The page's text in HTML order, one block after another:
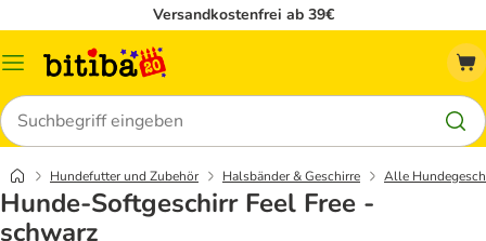
Versandkostenfrei ab 39€
Menü
Suchen
Hundefutter und Zubehör Halsbänder & Geschirre Alle
Hunde-Softgeschirr Feel Free -
schwarz